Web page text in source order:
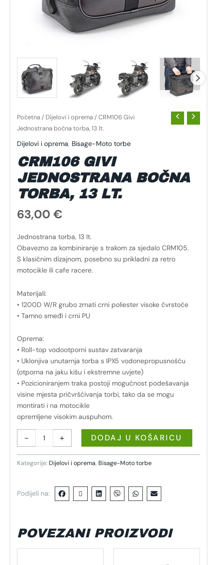
Početna / Dijelovi i oprema / CRM106 Givi
Jednostrana bočna torba, 13 lt.
Dijelovi i oprema, Bisage-Moto torbe
CRM106 GIVI
JEDNOSTRANA BOČNA
TORBA, 13 LT.
63,00 €
Jednostrana torba, 13 lt.
Obavezno za kombiniranje s trakom za sjedalo CRM105.
S klasičnim dizajnom, posebno su prikladni za retro
motocikle ili cafe racere.
Materijali:
• 1200D W/R grubo zrnati crni poliester visoke čvrstoće
• Tamno smeđi i crni PU
Oprema:
• Roll-top vodootporni sustav zatvaranja
• Uklonjiva unutarnja torba s IPX5 vodonepropusnošću
(otporna na jaku kišu i ekstremne uvjete)
• Pozicioniranjem traka postoji mogućnost podešavanja
visine mjesta pričvršćivanja torbi, tako da se mogu
montirati i na motocikle
opremljene visokim auspuhom.
- + DODAJ U KOŠARICU
Kategorije: Dijelovi i oprema, Bisage-Moto torbe
Podijeli na:
POVEZANI PROIZVODI